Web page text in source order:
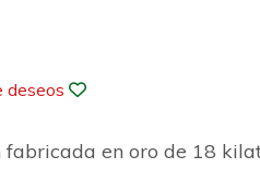
deseos
en oro de 18